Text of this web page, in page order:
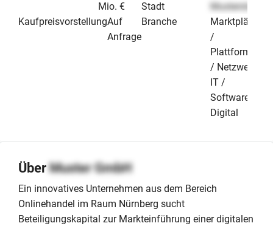
Mio. €
KaufpreisvorstellungAuf
Anfrage
Stadt
Musterstadt
Branche
Marktplätze
/
Plattformen
/ Netzwerke
IT /
Software &
Digital
ÜberMuster GmbH
Ein innovatives Unternehmen aus dem Bereich
Onlinehandel im Raum Nürnberg sucht
Beteiligungskapital zur Markteinführung einer digitalen